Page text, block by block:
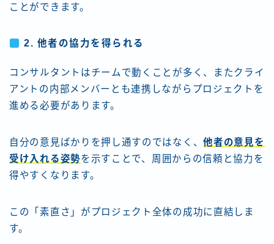
ことができます。
2. 他者の協力を得られる
コンサルタントはチームで動くことが多く、またクライ
アントの内部メンバーとも連携しながらプロジェクトを
進める必要があります。
自分の意見ばかりを押し通すのではなく、他者の意見を
受け入れる姿勢を示すことで、周囲からの信頼と協力を
得やすくなります。
この「素直さ」がプロジェクト全体の成功に直結しま
す。